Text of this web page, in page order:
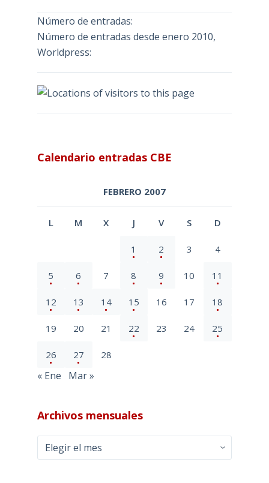
Número de entradas:
Número de entradas desde enero 2010,
Worldpress:
Calendario entradas CBE
FEBRERO 2007
L M X J V S D
1 2 3 4
5 6 7 8 9 10 11
12 13 14 15 16 17 18
19 20 21 22 23 24 25
26 27 28
« Ene Mar »
Archivos mensuales
Archivos
mensuales